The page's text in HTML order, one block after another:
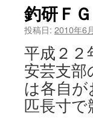
へ
ス
キ
ッ
プ
釣研Ｆ
投稿日: 2010年6
平成２２
安芸支
は各自
匹長寸